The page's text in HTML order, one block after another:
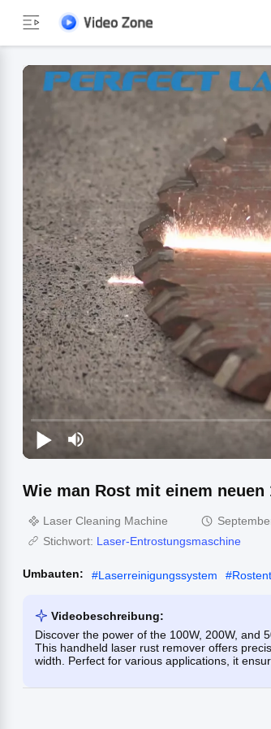
Wie man Rost mit einem
Laser Cleaning Machine
Stichwort: Laser-Entrostungsmaschine
Umbauten: #Laserreinigungssystem #
Videobeschreibung:
Discover the power of the 100W, 200W, and
This handheld laser rust remover offers
width. Perfect for various applications, it